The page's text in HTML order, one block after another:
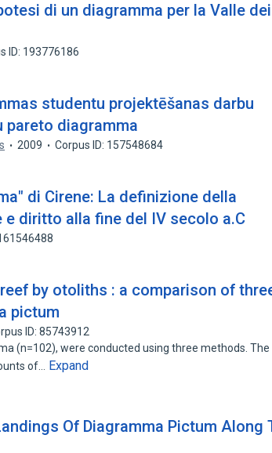
di un diagramma per la Valle dei
ID: 193776186
studentu projektēšanas darbu
pareto diagramma
2009 Corpus ID: 157548684
di Cirene: La definizione della
diritto alla fine del IV secolo a.C
by otoliths : a comparison of
pictum
ID: 85743912
(n=102), were conducted using three methods. The
of…
Expand
Of Diagramma Pictum Along